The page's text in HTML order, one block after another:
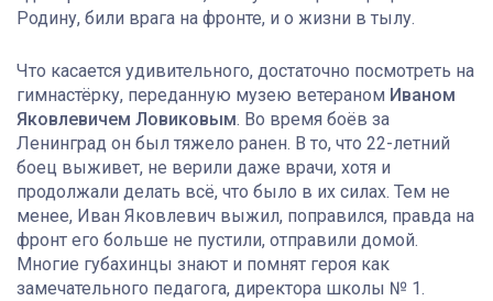
Родину, били врага на фронте, и о жизни в тылу.
Что касается удивительного, достаточно посмотреть на
гимнастёрку, переданную музею ветераном Иваном
Яковлевичем Ловиковым. Во время боёв за
Ленинград он был тяжело ранен. В то, что 22-летний
боец выживет, не верили даже врачи, хотя и
продолжали делать всё, что было в их силах. Тем не
менее, Иван Яковлевич выжил, поправился, правда на
фронт его больше не пустили, отправили домой.
Многие губахинцы знают и помнят героя как
замечательного педагога, директора школы № 1.